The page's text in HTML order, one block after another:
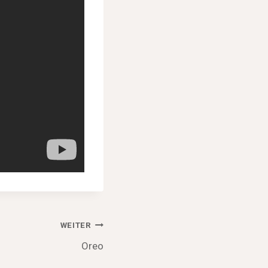
WEITER
Oreo